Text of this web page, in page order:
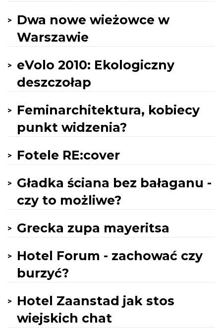
Dwa nowe wieżowce w
Warszawie
eVolo 2010: Ekologiczny
deszczołap
Feminarchitektura, kobiecy
punkt widzenia?
Fotele RE:cover
Gładka ściana bez bałaganu -
czy to możliwe?
Grecka zupa mayeritsa
Hotel Forum - zachować czy
burzyć?
Hotel Zaanstad jak stos
wiejskich chat